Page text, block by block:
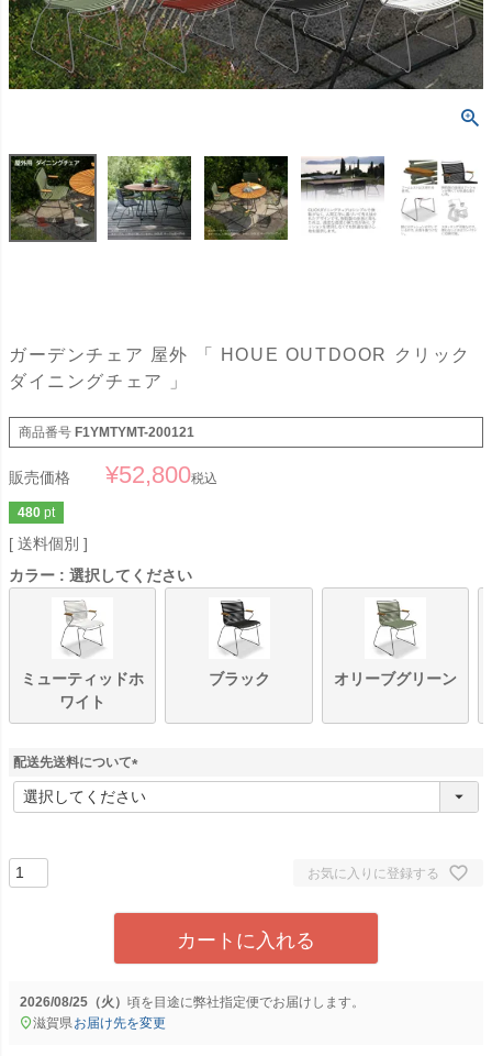
ガーデンチェア 屋外 「 HOUE OUTDOOR クリック
ダイニングチェア 」
商品番号 F1YMTYMT-200121
販売価格 ¥52,800税込
480 pt
送料個別
カラー
選択してください
ミューティッドホ
ワイト
ブラック オリーブグリーン
配送先送料について
(
必
お気に入りに登録する
カートに入れる
2026/08/25（火） に弊社指定便でお届けします。
滋賀県 お届け先を変更